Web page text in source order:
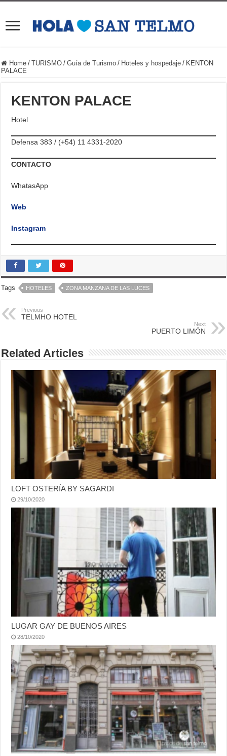
Home / TURISMO / Guía de Turismo / Hoteles y hospedaje / KENTON
PALACE
KENTON PALACE
Hotel
Defensa 383 / (+54) 11 4331-2020
CONTACTO
WhatasApp
Web
Instagram
Tags HOTELES ZONA MANZANA DE LAS LUCES
Previous
TELMHO HOTEL
Next
PUERTO LIMÓN
Related Articles
LOFT OSTERÍA BY SAGARDI
29/10/2020
LUGAR GAY DE BUENOS AIRES
28/10/2020